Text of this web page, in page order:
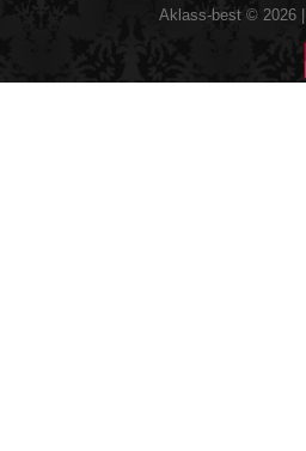
Aklass-best © 2026